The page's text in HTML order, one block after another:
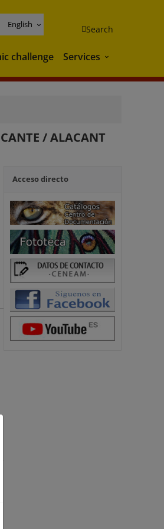
English Search
challenge Services Services
/ ALACANT
Acceso directo